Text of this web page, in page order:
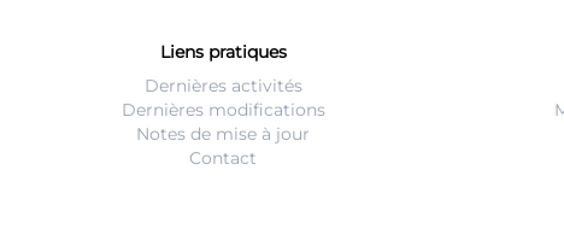
Liens pratiques
Dernières activités
Dernières modifications
Notes de mise à jour
Contact